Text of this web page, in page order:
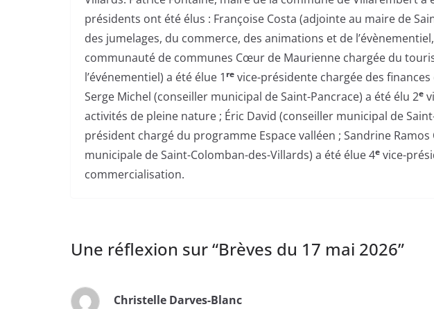
présidents ont été élus : Françoise Costa (adjointe au maire de
des jumelages, du commerce, des animations et de
communauté de communes Cœur de Maurienne chargée du
l’événementiel) a été élue 1 re vice-présidente chargée des
Serge Michel (conseiller municipal de Saint-Pancrace) a été élu 2e
activités de pleine nature ; Éric David (conseiller municipal de
président chargé du programme Espace valléen ; Sandrine
municipale de Saint-Colomban-des-Villards) a été élue 4e vice-
commercialisation.
Une réflexion sur “Brèves du 17 mai 2026”
Christelle Darves-Blanc